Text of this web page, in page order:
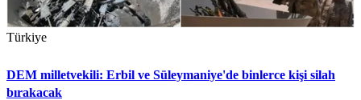
Türkiye
DEM milletvekili: Erbil ve Süleymaniye'de binlerce kişi silah
bırakacak